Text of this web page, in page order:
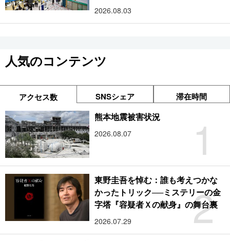
2026.08.03
人気のコンテンツ
アクセス数 SNSシェア 滞在時間
1
熊本地震被害状況
2026.08.07
2
東野圭吾を悼む：誰も考えつかな
かったトリック──ミステリーの金
字塔『容疑者Ｘの献身』の舞台裏
2026.07.29